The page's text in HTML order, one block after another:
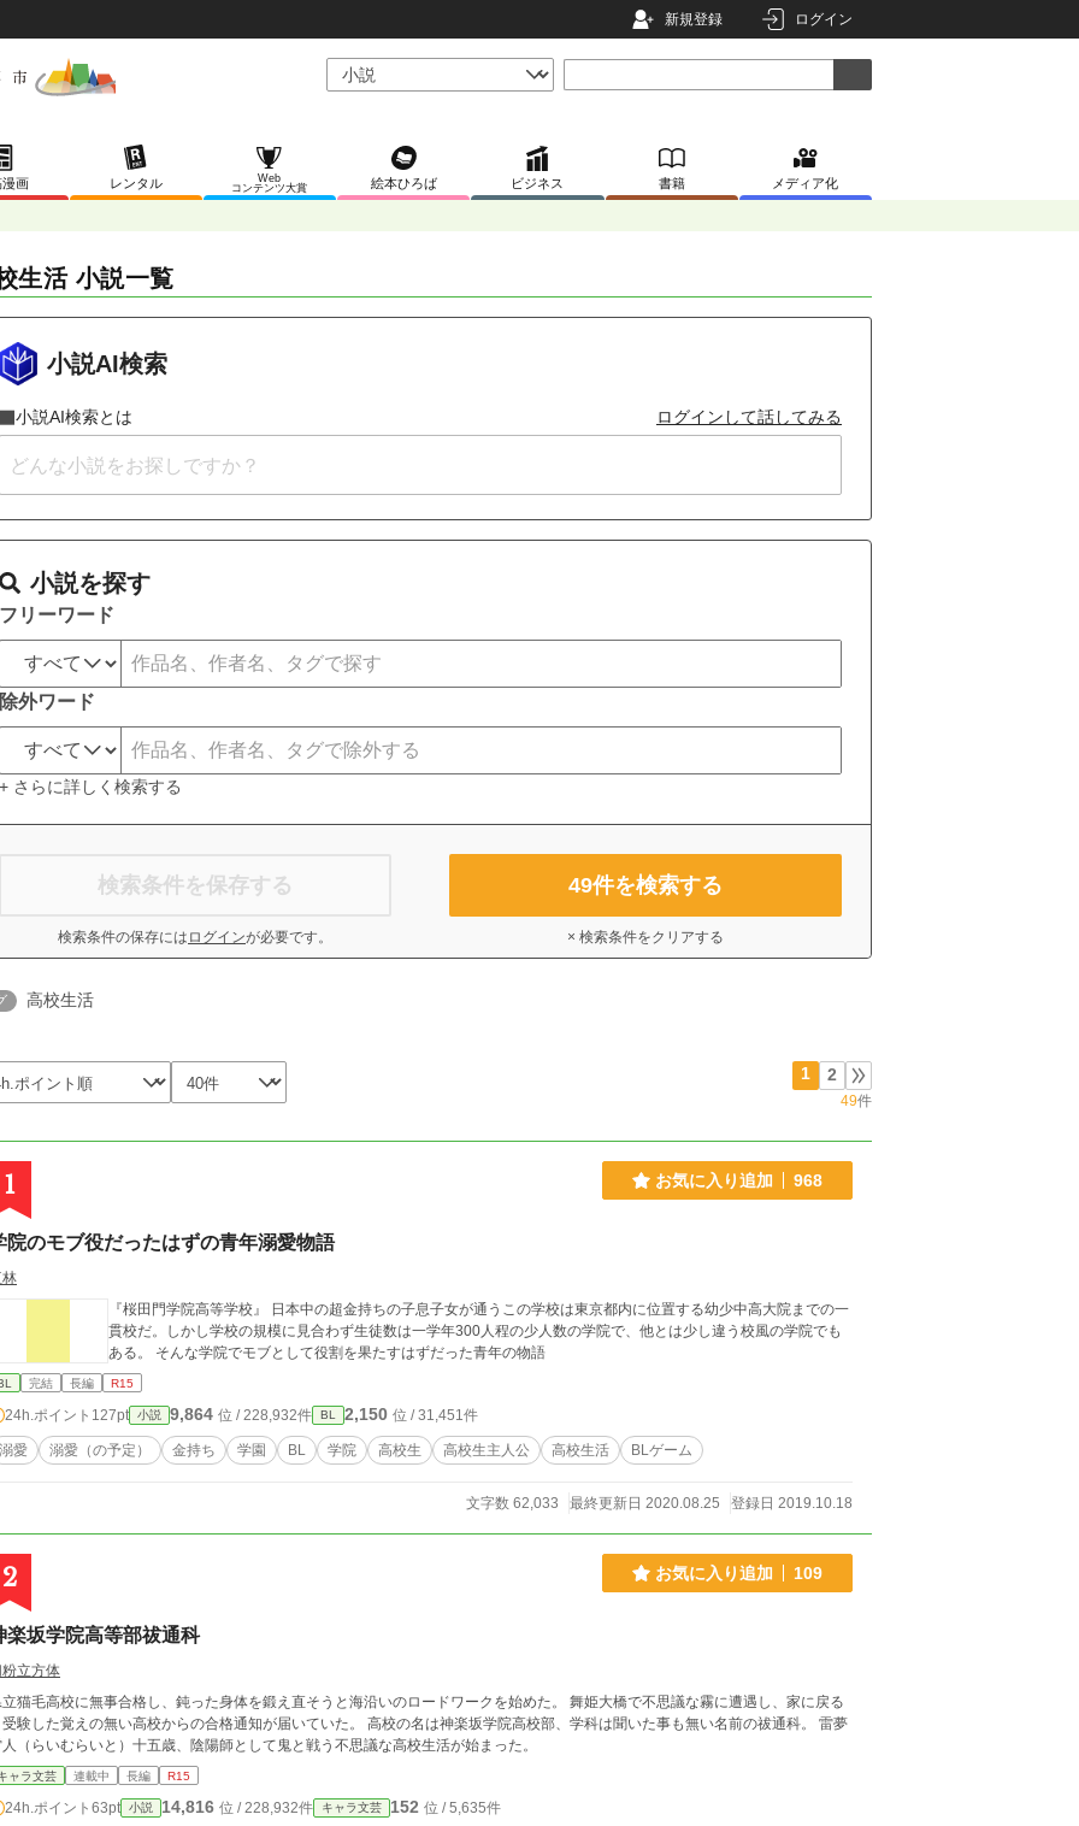
新規登録 ログイン
画 レンタル
Web
コンテンツ大賞
絵本ひろば ビジネス 書籍 メディア化
生活 小説一覧
小説AI検索
小説AI検索とは ログインして話してみる
小説を探す
フリーワード
除外ワード
+ さらに詳しく検索する
検索条件を保存する
検索条件の保存には ログインが必要です。
49件を検索する
× 検索条件をクリアする
高校生活
1 2
49件
1 お気に入り追加 968
院のモブ役だったはずの青年溺愛物語
『桜田門学院高等学校』 日本中の超金持ちの子息子女が通うこの学校は東京都内に位置する幼少中高大院までの一
貫校だ。しかし学校の規模に見合わず生徒数は一学年300人程の少人数の学院で、他とは少し違う校風の学院でも
ある。 そんな学院でモブとして役割を果たすはずだった青年の物語
完結 長編 R15
24h.ポイント 127pt 小説 9,864 位 / 228,932件 BL 2,150 位 / 31,451件
溺愛 溺愛（の予定） 金持ち 学園 BL 学院 高校生 高校生主人公 高校生活 BLゲーム
文字数 62,033 最終更新日 2020.08.25 登録日 2019.10.18
2 お気に入り追加 109
楽坂学院高等部祓通科
立方体
猫毛高校に無事合格し、鈍った身体を鍛え直そうと海沿いのロードワークを始めた。 舞姫大橋で不思議な霧に遭遇し、家に戻る
験した覚えの無い高校からの合格通知が届いていた。 高校の名は神楽坂学院高校部、学科は聞いた事も無い名前の祓通科。 雷夢
（らいむらいと）十五歳、陰陽師として鬼と戦う不思議な高校生活が始まった。
ャラ文芸 連載中 長編 R15
24h.ポイント 63pt 小説 14,816 位 / 228,932件 キャラ文芸 152 位 / 5,635件